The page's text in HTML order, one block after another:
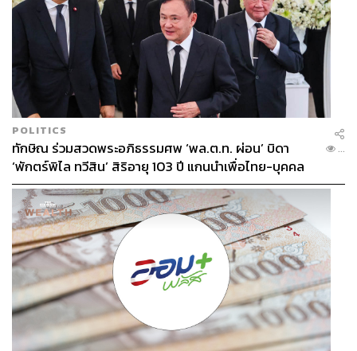
POLITICS
ทักษิณ ร่วมสวดพระอภิธรรมศพ ‘พล.ต.ท. ผ่อน’ บิดา
‘พักตร์พิไล ทวีสิน’ สิริอายุ 103 ปี แกนนำเพื่อไทย-บุคคล
หลากวงการร่วมอาลัย
...